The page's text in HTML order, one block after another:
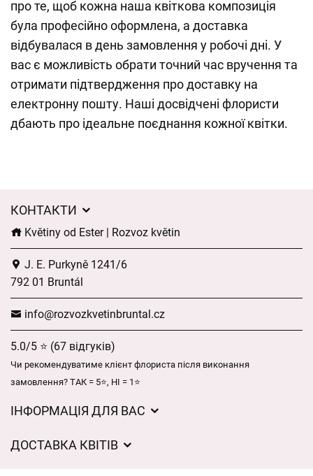
про те, щоб кожна наша квіткова композиція
була професійно оформлена, а доставка
відбувалася в день замовлення у робочі дні. У
вас є можливість обрати точний час вручення та
отримати підтвердження про доставку на
електронну пошту. Наші досвідчені флористи
дбають про ідеальне поєднання кожної квітки.
КОНТАКТИ
Květiny od Ester | Rozvoz květin
J. E. Purkyně 1241/6
792 01 Bruntál
info@rozvozkvetinbruntal.cz
5.0/5 ⭐ (67 відгуків)
Чи рекомендуватиме клієнт флориста після виконання
замовлення? ТАК = 5⭐, НІ = 1⭐
ІНФОРМАЦІЯ ДЛЯ ВАС
ДОСТАВКА КВІТІВ